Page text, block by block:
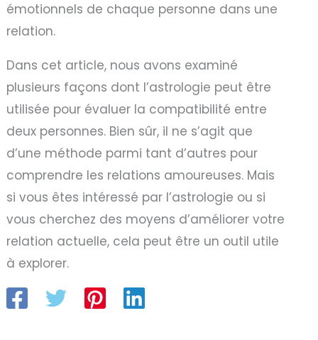
émotionnels de chaque personne dans une
relation.
Dans cet article, nous avons examiné
plusieurs façons dont l’astrologie peut être
utilisée pour évaluer la compatibilité entre
deux personnes. Bien sûr, il ne s’agit que
d’une méthode parmi tant d’autres pour
comprendre les relations amoureuses. Mais
si vous êtes intéressé par l’astrologie ou si
vous cherchez des moyens d’améliorer votre
relation actuelle, cela peut être un outil utile
à explorer.